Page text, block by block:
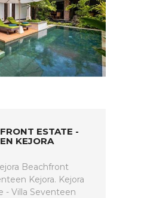
ESTATE -
KEJORA
Beachfront
Kejora. Kejora
- Villa Seventeen